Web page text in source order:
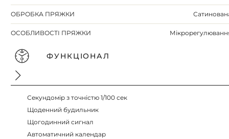
ОБРОБКА ПРЯЖКИ
ОСОБЛИВОСТІ ПРЯЖКИ
ФУНКЦІОНАЛ
Секундомір з точністю 1/100 сек
Щоденний будильник
Щогодинний сигнал
Автоматичний календар